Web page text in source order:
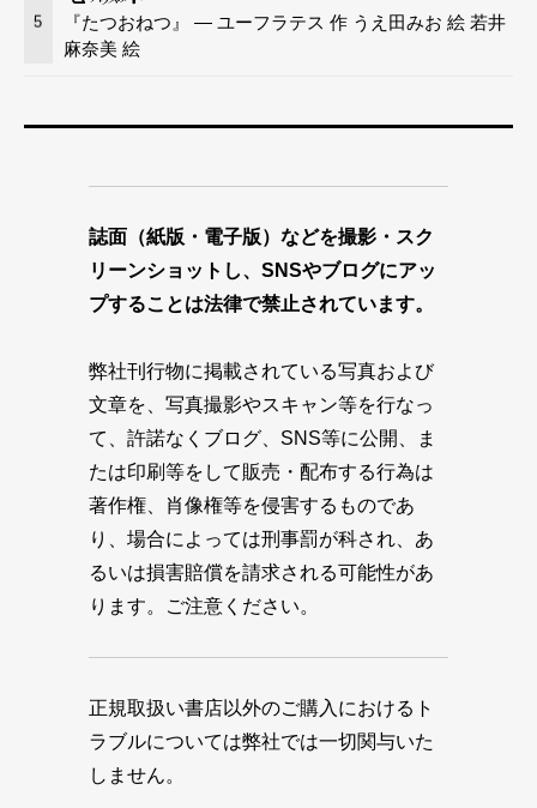
5
『たつおねつ』 — ユーフラテス 作 うえ田みお 絵 若井
麻奈美 絵
誌面（紙版・電子版）などを撮影・スク
リーンショットし、SNSやブログにアッ
プすることは法律で禁止されています。
弊社刊行物に掲載されている写真および
文章を、写真撮影やスキャン等を行なっ
て、許諾なくブログ、SNS等に公開、ま
たは印刷等をして販売・配布する行為は
著作権、肖像権等を侵害するものであ
り、場合によっては刑事罰が科され、あ
るいは損害賠償を請求される可能性があ
ります。ご注意ください。
正規取扱い書店以外のご購入におけるト
ラブルについては弊社では一切関与いた
しません。